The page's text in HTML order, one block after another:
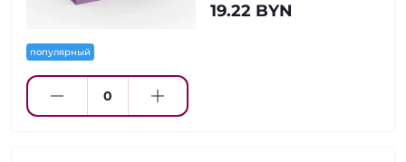
популярный
19.22 BYN